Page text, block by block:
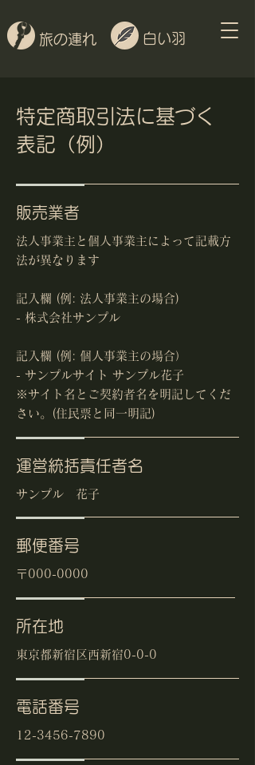
旅の連れ 白い羽
特定商取引法に基づく
表記（例）
販売業者
法人事業主と個人事業主によって記載方
法が異なります
記入欄 (例: 法人事業主の場合)
- 株式会社サンプル
記入欄 (例: 個人事業主の場合）
- サンプルサイト サンプル花子
※サイト名とご契約者名を明記してくだ
さい。(住民票と同一明記)
運営統括責任者名
サンプル 花子
郵便番号
〒000-0000
所在地
東京都新宿区西新宿0-0-0
電話番号
12-3456-7890